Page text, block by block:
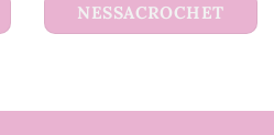
NESSACROCHET